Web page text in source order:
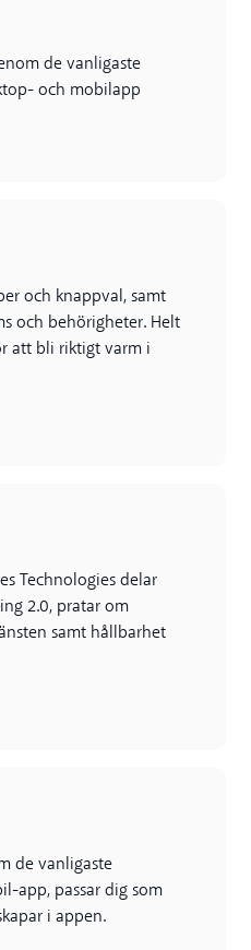
de vanligaste
och mobilapp
och knappval, samt
och behörigheter. Helt
att bli riktigt varm i
Technologies delar
2.0, pratar om
samt hållbarhet
de vanligaste
app, passar dig som
i appen.